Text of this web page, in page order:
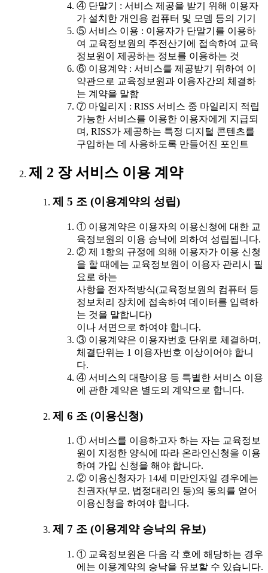
④ 단말기 : 서비스 제공을 받기 위해 이용자
가 설치한 개인용 컴퓨터 및 모뎀 등의 기기
⑤ 서비스 이용 : 이용자가 단말기를 이용하
여 교육정보원의 주전산기에 접속하여 교육
정보원이 제공하는 정보를 이용하는 것
⑥ 이용계약 : 서비스를 제공받기 위하여 이
약관으로 교육정보원과 이용자간의 체결하
는 계약을 말함
⑦ 마일리지 : RISS 서비스 중 마일리지 적립
가능한 서비스를 이용한 이용자에게 지급되
며, RISS가 제공하는 특정 디지털 콘텐츠를
구입하는 데 사용하도록 만들어진 포인트
제 2 장 서비스 이용 계약
제 5 조 (이용계약의 성립)
① 이용계약은 이용자의 이용신청에 대한 교
육정보원의 이용 승낙에 의하여 성립됩니다.
② 제 1항의 규정에 의해 이용자가 이용 신청
을 할 때에는 교육정보원이 이용자 관리시 필
요로 하는
사항을 전자적방식(교육정보원의 컴퓨터 등
정보처리 장치에 접속하여 데이터를 입력하
는 것을 말합니다)
이나 서면으로 하여야 합니다.
③ 이용계약은 이용자번호 단위로 체결하며,
체결단위는 1 이용자번호 이상이어야 합니
다.
④ 서비스의 대량이용 등 특별한 서비스 이용
에 관한 계약은 별도의 계약으로 합니다.
제 6 조 (이용신청)
① 서비스를 이용하고자 하는 자는 교육정보
원이 지정한 양식에 따라 온라인신청을 이용
하여 가입 신청을 해야 합니다.
② 이용신청자가 14세 미만인자일 경우에는
친권자(부모, 법정대리인 등)의 동의를 얻어
이용신청을 하여야 합니다.
제 7 조 (이용계약 승낙의 유보)
① 교육정보원은 다음 각 호에 해당하는 경우
에는 이용계약의 승낙을 유보할 수 있습니다.